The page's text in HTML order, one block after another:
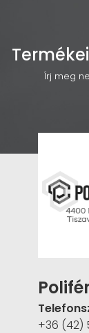
Írj meg
+36 (42)